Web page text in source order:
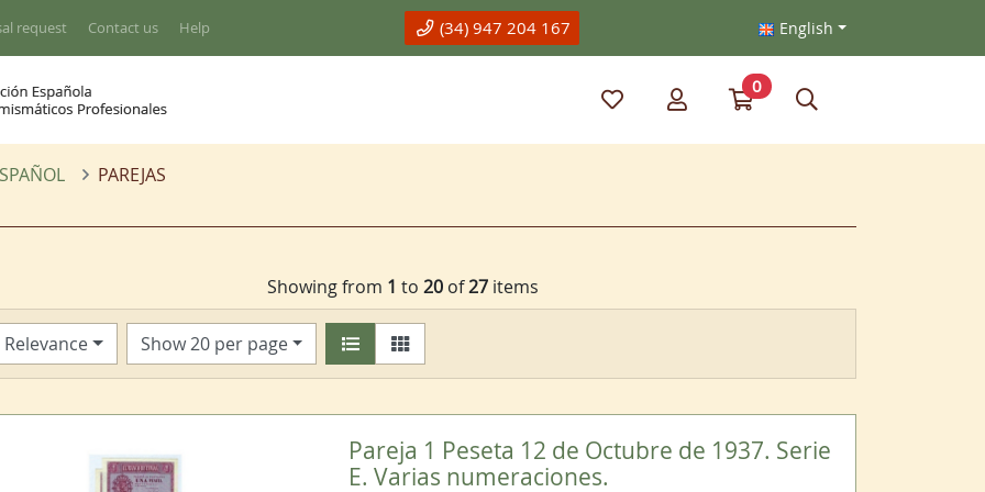
request Contact us Help (34) 947 204 167 English
My favorite items
My accountGo to my cart
0
PAREJAS
Showing from 1 to 20 of27 items
Relevance Show 20 per page
Pareja 1 Peseta 12 de Octubre de 1937. Serie
E. Varias numeraciones.